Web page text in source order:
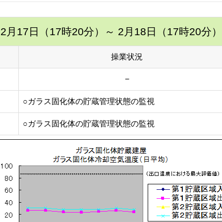
2月17日（17時20分） ～ 2月18日（17時20分）
操業状況
−
○ガラス固化体の貯蔵管理状態の監視
○ガラス固化体の貯蔵管理状態の監視